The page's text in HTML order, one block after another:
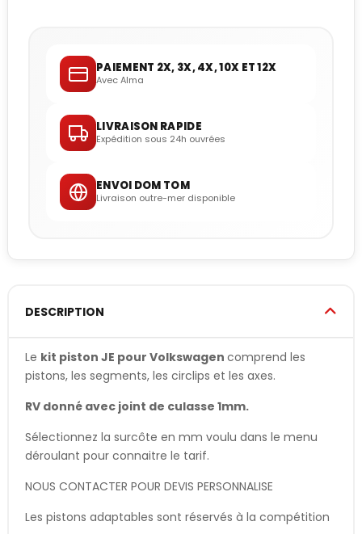
PAIEMENT 2X, 3X, 4X, 10X ET 12X
Avec Alma
LIVRAISON RAPIDE
Expédition sous 24h ouvrées
ENVOI DOM TOM
Livraison outre-mer disponible
DESCRIPTION
Le kit piston JE pour Volkswagen comprend les
pistons, les segments, les circlips et les axes.
RV donné avec joint de culasse 1mm.
Sélectionnez la surcôte en mm voulu dans le menu
déroulant pour connaitre le tarif.
NOUS CONTACTER POUR DEVIS PERSONNALISE
Les pistons adaptables sont réservés à la compétition